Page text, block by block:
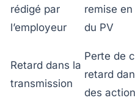
rédigé par
l’employeur
remise
du PV
Retard dans la
transmission
Perte de
retard
des